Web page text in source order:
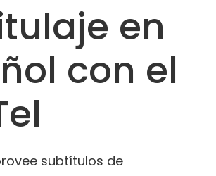
en
con el
subtítulos de